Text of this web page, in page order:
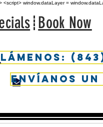
window.dataLayer =
Envíanos
Book Now